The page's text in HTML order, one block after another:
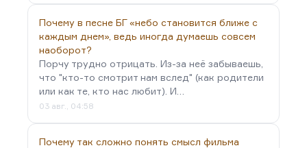
спросил: «Вас называют лучшим Пуаро мира. Как
вы относитесь к этому персонажу?» Он сказал:
«Знаете, без восторга. Пуаро решал массу
интеллектуальных…
Почему в песне БГ «небо становится ближе с
каждым днем», ведь иногда думаешь совсем
наоборот?
Порчу трудно отрицать. Из-за неё забываешь,
что "кто-то смотрит нам вслед" (как родители
или как те, кто нас любит). И…
03 авг., 04:58
Почему так сложно понять смысл фильма